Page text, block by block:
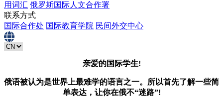
用词汇 俄罗斯国际人文合作署
联系方式
国际合作处 国际教育学院 民间外交中心
亲爱的国际学生!
俄语被认为是世界上最难学的语言之一。 所以首先了解一些简
单表达， 让你在俄不“迷路”!